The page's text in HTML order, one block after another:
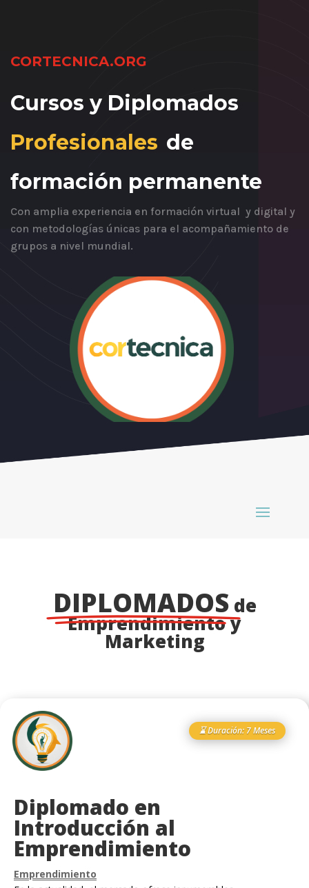
CORTECNICA.ORG
Cursos y Diplomados
Profesionales de
formación permanente
Con amplia experiencia en formación virtual y digital y
con metodologías únicas para el acompañamiento de
grupos a nivel mundial.
DIPLOMADOS de
Emprendimiento y
Marketing
⌛ Duración: 7 Meses
Diplomado en
Introducción al
Emprendimiento
Emprendimiento